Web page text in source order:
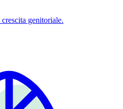
genitoriale.